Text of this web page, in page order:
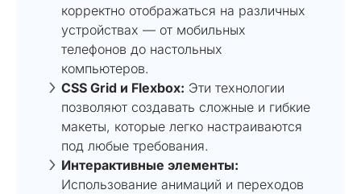
корректно отображаться на различных
устройствах — от мобильных
телефонов до настольных
компьютеров.
CSS Grid и Flexbox: Эти технологии
позволяют создавать сложные и гибкие
макеты, которые легко настраиваются
под любые требования.
Интерактивные элементы:
Использование анимаций и переходов